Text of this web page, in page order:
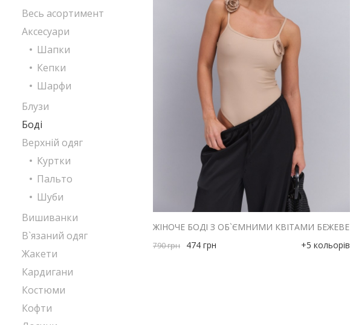
ЖІНОЧЕ БОДІ З ОБ`ЄМНИМИ КВІТАМИ БЕЖЕВЕ
790грн 474 грн +5 кольорів
Весь асортимент
Аксесуари
Шапки
Кепки
Шарфи
Блузи
Боді
Верхній одяг
Куртки
Пальто
Шуби
Вишиванки
В`язаний одяг
Жакети
Кардигани
Костюми
Кофти